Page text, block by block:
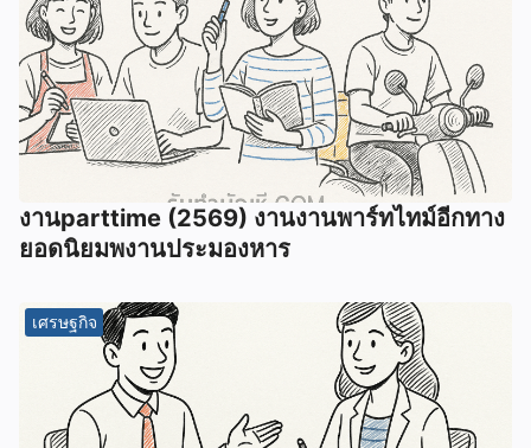
งานparttime (2569) งานงานพาร์ทไทม์อีกทาง
ยอดนิยมพงานประมองหาร
เศรษฐกิจ